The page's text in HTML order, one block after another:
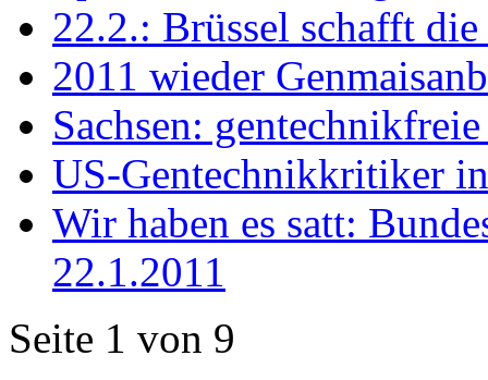
22.2.: Brüssel schafft
2011 wieder
Sachsen:
US-Gentechnikkritiker
Wir haben es satt:
22.1.2011
Seite 1 von 9